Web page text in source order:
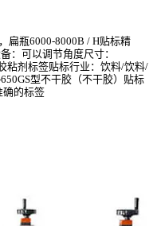
扁瓶6000-8000B / H贴标精
：可以调节角度尺寸：
粘剂标签贴标行业：饮料/饮料/
型不干胶（不干胶）贴标
确的标签